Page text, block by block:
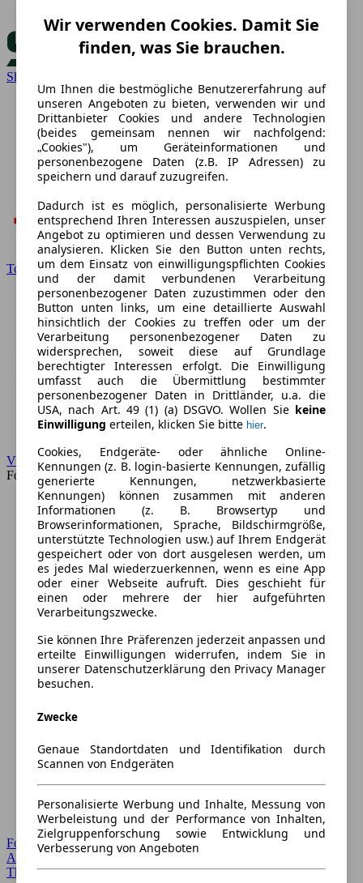
Skoda
Toyota
VW
Forum
Forum Startseite
Alle Auto-Foren
Themen-Forum
Wir verwenden Cookies. Damit Sie
finden, was Sie brauchen.
Um Ihnen die bestmögliche Benutzererfahrung auf
unseren Angeboten zu bieten, verwenden wir und
Drittanbieter Cookies und andere Technologien
(beides gemeinsam nennen wir nachfolgend:
„Cookies"), um Geräteinformationen und
personenbezogene Daten (z.B. IP Adressen) zu
speichern und darauf zuzugreifen.
Dadurch ist es möglich, personalisierte Werbung
entsprechend Ihren Interessen auszuspielen, unser
Angebot zu optimieren und dessen Verwendung zu
analysieren. Klicken Sie den Button unten rechts,
um dem Einsatz von einwilligungspflichten Cookies
und der damit verbundenen Verarbeitung
personenbezogener Daten zuzustimmen oder den
Button unten links, um eine detaillierte Auswahl
hinsichtlich der Cookies zu treffen oder um der
Verarbeitung personenbezogener Daten zu
widersprechen, soweit diese auf Grundlage
berechtigter Interessen erfolgt. Die Einwilligung
umfasst auch die Übermittlung bestimmter
personenbezogener Daten in Drittländer, u.a. die
USA, nach Art. 49 (1) (a) DSGVO. Wollen Sie keine
Einwilligung erteilen, klicken Sie bitte hier.
Cookies, Endgeräte- oder ähnliche Online-
Kennungen (z. B. login-basierte Kennungen, zufällig
generierte Kennungen, netzwerkbasierte
Kennungen) können zusammen mit anderen
Informationen (z. B. Browsertyp und
Browserinformationen, Sprache, Bildschirmgröße,
unterstützte Technologien usw.) auf Ihrem Endgerät
gespeichert oder von dort ausgelesen werden, um
es jedes Mal wiederzuerkennen, wenn es eine App
oder einer Webseite aufruft. Dies geschieht für
einen oder mehrere der hier aufgeführten
Verarbeitungszwecke.
Sie können Ihre Präferenzen jederzeit anpassen und
erteilte Einwilligungen widerrufen, indem Sie in
unserer Datenschutzerklärung den Privacy Manager
besuchen.
Zwecke
Genaue Standortdaten und Identifikation durch
Scannen von Endgeräten
Personalisierte Werbung und Inhalte, Messung von
Werbeleistung und der Performance von Inhalten,
Zielgruppenforschung sowie Entwicklung und
Verbesserung von Angeboten